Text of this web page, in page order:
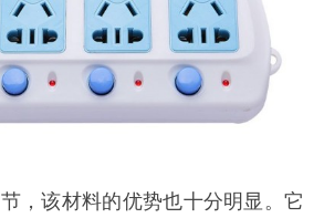
，该材料的优势也十分明显。它